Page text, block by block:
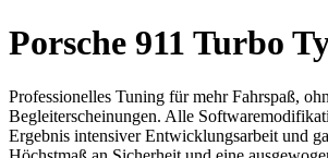
Porsche 911 Turbo
Professionelles Tuning für mehr Fahrspaß,
Begleiterscheinungen. Alle
Ergebnis intensiver Entwicklungsarbeit und